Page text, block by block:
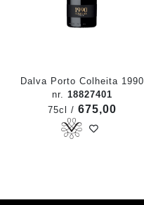
Dalva Porto Colheita 1990
nr. 18827401
75cl / 675,00